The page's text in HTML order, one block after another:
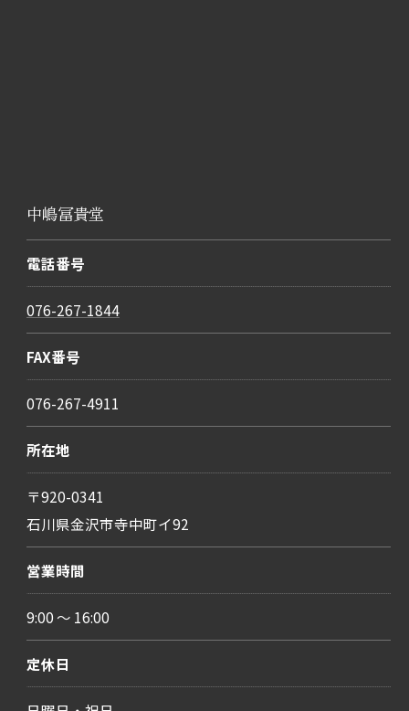
中嶋冨貴堂
電話番号
076-267-1844
FAX番号
076-267-4911
所在地
〒920-0341
石川県金沢市寺中町イ92
営業時間
9:00 ～ 16:00
定休日